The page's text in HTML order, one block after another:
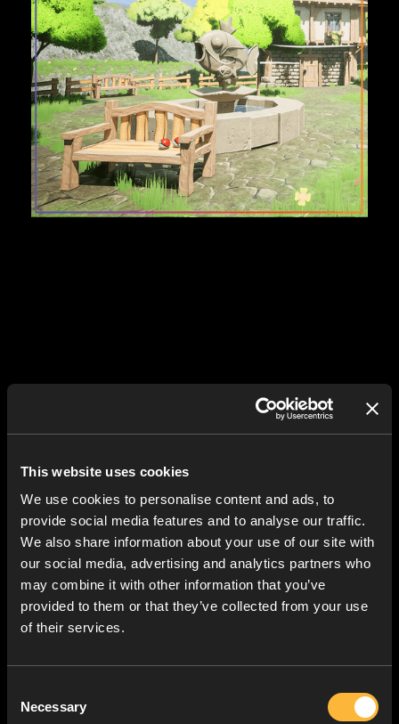
This website uses cookies
We use cookies to personalise content and ads, to
provide social media features and to analyse our traffic.
We also share information about your use of our site with
our social media, advertising and analytics partners who
may combine it with other information that you’ve
provided to them or that they’ve collected from your use
of their services.
Selection
Necessary